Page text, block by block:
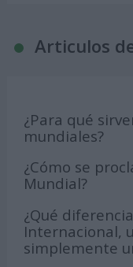
Articulos
¿Para qué
mundiales?
¿Cómo se
Mundial?
¿Qué
Internacional,
simplemente